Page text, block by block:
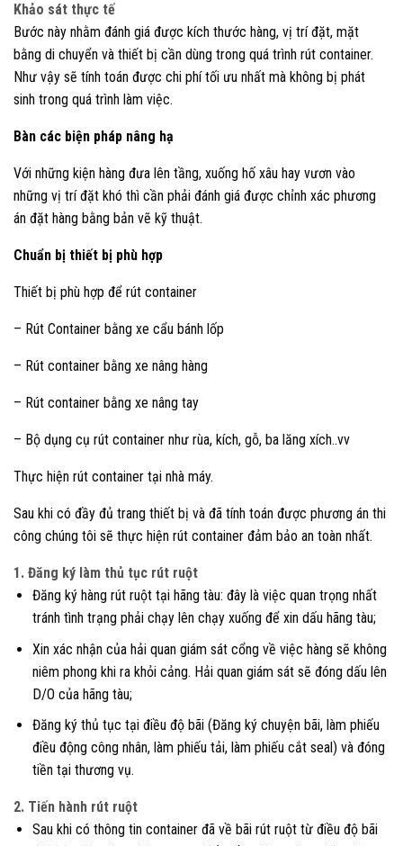
Khảo sát thực tế
Bước này nhằm đánh giá được kích thước hàng, vị trí đặt, mặt
bằng di chuyển và thiết bị cần dùng trong quá trình rút container.
Như vậy sẽ tính toán được chi phí tối ưu nhất mà không bị phát
sinh trong quá trình làm việc.
Bàn các biện pháp nâng hạ
Với những kiện hàng đưa lên tầng, xuống hố xâu hay vươn vào
những vị trí đặt khó thì cần phải đánh giá được chỉnh xác phương
án đặt hàng bằng bản vẽ kỹ thuật.
Chuẩn bị thiết bị phù hợp
Thiết bị phù hợp để rút container
– Rút Container bằng xe cẩu bánh lốp
– Rút container bằng xe nâng hàng
– Rút container bằng xe nâng tay
– Bộ dụng cụ rút container như rùa, kích, gỗ, ba lăng xích..vv
Thực hiện rút container tại nhà máy.
Sau khi có đầy đủ trang thiết bị và đã tính toán được phương án thi
công chúng tôi sẽ thực hiện rút container đảm bảo an toàn nhất.
1. Đăng ký làm thủ tục rút ruột
Đăng ký hàng rút ruột tại hãng tàu: đây là việc quan trọng nhất
tránh tình trạng phải chạy lên chạy xuống để xin dấu hãng tàu;
Xin xác nhận của hải quan giám sát cổng về việc hàng sẽ không
niêm phong khi ra khỏi cảng. Hải quan giám sát sẽ đóng dấu lên
D/O của hãng tàu;
Đăng ký thủ tục tại điều độ bãi (Đăng ký chuyện bãi, làm phiếu
điều động công nhân, làm phiếu tải, làm phiếu cắt seal) và đóng
tiền tại thương vụ.
2. Tiến hành rút ruột
Sau khi có thông tin container đã về bãi rút ruột từ điều độ bãi